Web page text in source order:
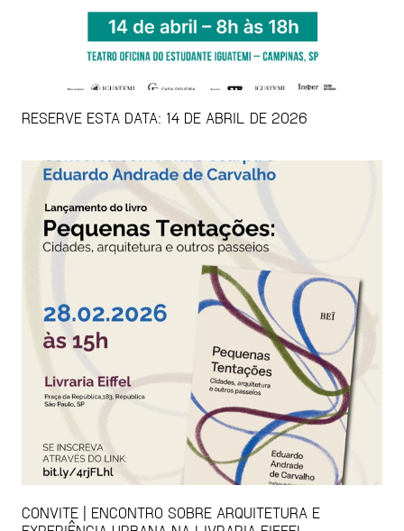
RESERVE ESTA DATA: 14 DE ABRIL DE 2026
CONVITE | ENCONTRO SOBRE ARQUITETURA E